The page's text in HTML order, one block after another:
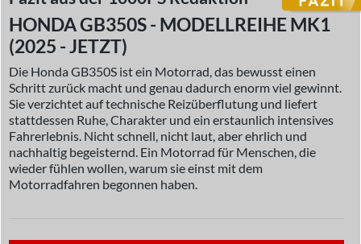
HONDA GB350S - MODELLREIHE MK1
(2025 - JETZT)
Die Honda GB350S ist ein Motorrad, das bewusst einen
Schritt zurück macht und genau dadurch enorm viel gewinnt.
Sie verzichtet auf technische Reizüberflutung und liefert
stattdessen Ruhe, Charakter und ein erstaunlich intensives
Fahrerlebnis. Nicht schnell, nicht laut, aber ehrlich und
nachhaltig begeisternd. Ein Motorrad für Menschen, die
wieder fühlen wollen, warum sie einst mit dem
Motorradfahren begonnen haben.